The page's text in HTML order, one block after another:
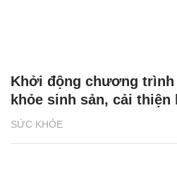
SỨC KHỎE
Khởi động chương
khỏe sinh sản, cải thiện